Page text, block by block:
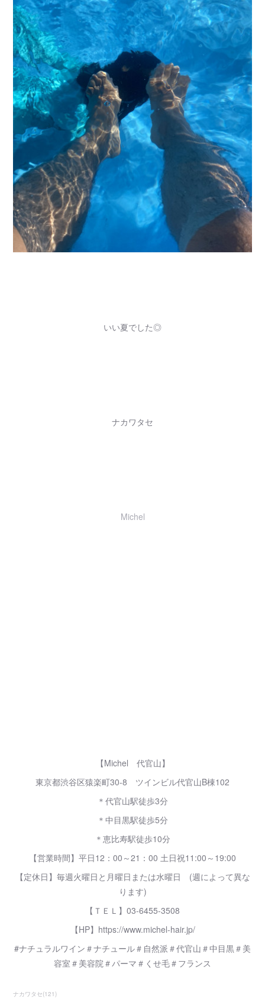
いい夏でした◎
ナカワタセ
Michel
【Michel 代官山】
東京都渋谷区猿楽町30-8 ツインビル代官山B棟102
＊代官山駅徒歩3分
＊中目黒駅徒歩5分
＊恵比寿駅徒歩10分
【営業時間】平日12：00～21：00 土日祝11:00～19:00
【定休日】毎週火曜日と月曜日または水曜日 (週によって異な
ります)
【ＴＥＬ】03-6455-3508
【HP】https://www.michel-hair.jp/
#ナチュラルワイン＃ナチュール＃自然派＃代官山＃中目黒＃美
容室＃美容院＃パーマ＃くせ毛＃フランス
ナカワタセ(121)